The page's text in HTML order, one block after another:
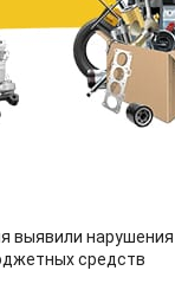
выявили нарушения
средств